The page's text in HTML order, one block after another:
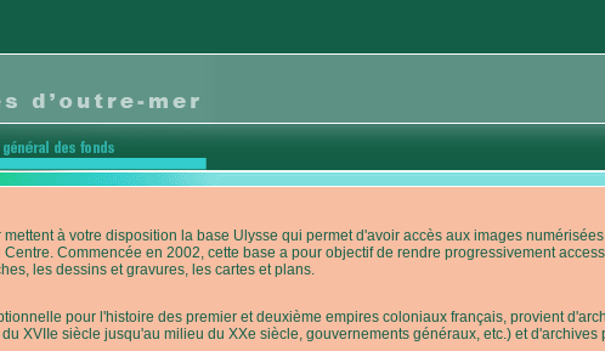
à votre disposition la base Ulysse qui permet d'avoir accès aux images
Commencée en 2002, cette base a pour objectif de rendre progressivement
les dessins et gravures, les cartes et plans.
pour l'histoire des premier et deuxième empires coloniaux français, provient
XVIIe siècle jusqu'au milieu du XXe siècle, gouvernements généraux, etc.) et d'archives